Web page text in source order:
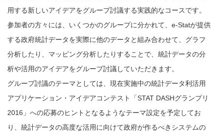
用する新しいアイデアをグループ討議する実践的なコースです。
参加者の方々には、いくつかのグループに分かれて、e-Statが提供
する政府統計データを実際に他のデータと組み合わせて、グラフ
分析したり、マッピング分析したりすることで、統計データの分
析や活用のアイデアをグループ討議していただきます。
グループ討議のテーマとしては、現在実施中の統計データ利活用
アプリケーション・アイデアコンテスト「STAT DASHグランプリ
2016」への応募のヒントとなるようなテーマ設定を予定してお
り、統計データの高度な活用に向けて政府が作るべきシステムの